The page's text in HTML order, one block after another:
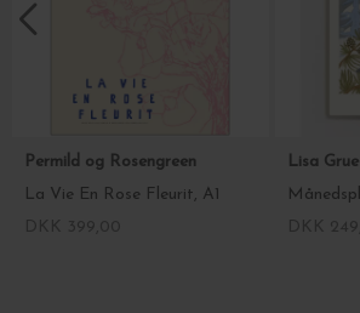
Permild og Rosengreen
La Vie En Rose Fleurit, A1
Lisa Grue